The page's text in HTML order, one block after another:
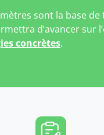
sont la base
d’avancer sur
concrètes.